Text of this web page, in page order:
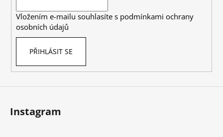
Vložením e-mailu souhlasíte s podmínkami ochrany
osobních údajů
PŘIHLÁSIT SE
Instagram